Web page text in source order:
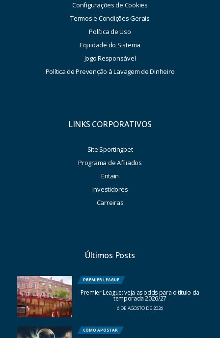
Configurações de Cookies
Termos e Condições Gerais
Política de Uso
Equidade do Sistema
Jogo Responsável
Política de Prevenção à Lavagem de Dinheiro
LINKS CORPORATIVOS
Site Sportingbet
Programa de Afiliados
Entain
Investidores
Carreiras
Últimos Posts
PREMIER LEAGUE
Premier League: veja as odds para o título da
temporada 2026/27
6 DE AGOSTO DE 2026
COMO APOSTAR